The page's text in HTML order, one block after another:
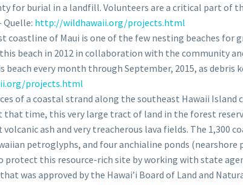
for burial in a landfill. Volunteers are a critical part of
http://wildhawaii.org/projects.html
coastline of Maui is one of the few nesting beaches for
beach in 2012 in collaboration with the community
every month through September, 2015, as debris
projects.html
of a coastal strand along the southeast Hawaii
time, this very large tract of land in the forest
ash and very treacherous lava fields. The 1,300
petroglyphs, and four anchialine ponds (nearshore
protect this resource-rich site by working with state
approved by the Hawai’i Board of Land and